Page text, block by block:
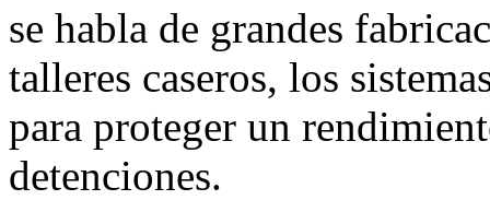
se habla de grandes
talleres caseros, los
para proteger un
detenciones.